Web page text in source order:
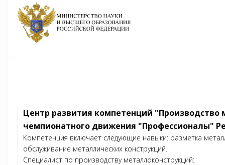
Центр развития компетенций "Производство
чемпионатного движения "Профессионалы"
Компетенция включает следующие навыки: разметка
обслуживание металлических конструкций.
Специалист по производству металлоконструкций: